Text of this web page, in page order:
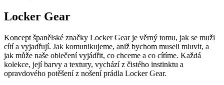
Locker Gear
Koncept španělské značky Locker Gear je věrný tomu, jak se muži
cítí a vyjadřují. Jak komunikujeme, aniž bychom museli mluvit, a
jak může naše oblečení vyjádřit, co chceme a co cítíme. Každá
kolekce, její barvy a textury, vychází z čistého instinktu a
opravdového potěšení z nošení prádla Locker Gear.